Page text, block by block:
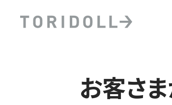
お客さ